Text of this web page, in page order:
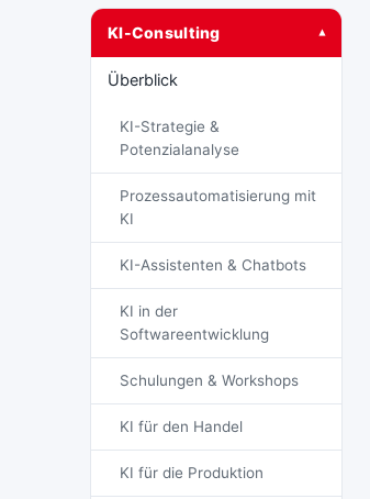
KI-Consulting ▾
Überblick
KI-Strategie &
Potenzialanalyse
Prozessautomatisierung mit
KI
KI-Assistenten & Chatbots
KI in der
Softwareentwicklung
Schulungen & Workshops
KI für den Handel
KI für die Produktion